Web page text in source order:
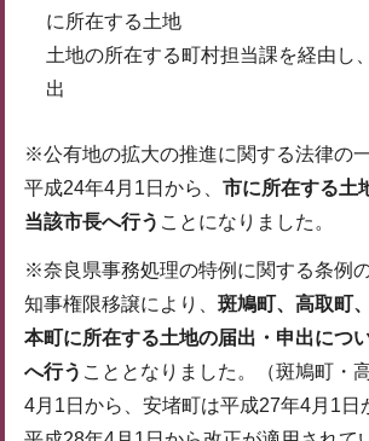
に所在する土地
土地の所在する町村担当課を経由し
出
※公有地の拡大の推進に関する法律の
平成24年4月1日から、 市に所在する土
当該市長へ行う ことになりました。
※奈良県事務処理の特例に関する条例
知事権限移譲により、 斑鳩町、高取町
本町に所在する土地の届出・申出につ
へ行う こととなりました。（斑鳩町・
4月1日から、安堵町は平成27年4月1日